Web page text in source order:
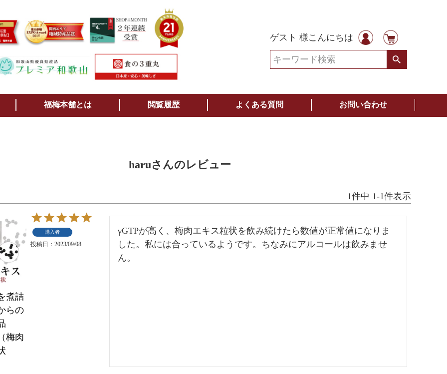
ゲスト 様こんにちは
検索
福梅本舗とは 閲覧履歴 よくある質問 お問い合わせ
haruさんのレビュー
1件中 1-1件表示
煮詰
らの
梅肉
購入者
投稿日 2023/09/08
γGTPが高く、梅肉エキス粒状を飲み続けたら数値が正常値になりま
した。私には合っているようです。ちなみにアルコールは飲みませ
ん。